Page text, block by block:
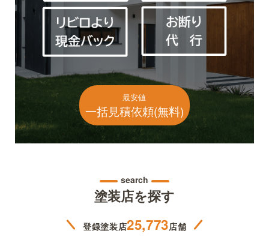
最安値
一括見積依頼(無料)
search
塗装店を探す
登録塗装店25,773店舗